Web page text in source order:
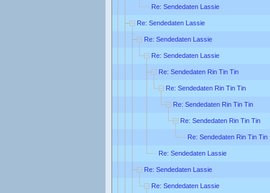
Re: Sendedaten Lassie
Re: Sendedaten Lassie
Re: Sendedaten Lassie
Re: Sendedaten Lassie
Re: Sendedaten Rin Tin Tin
Re: Sendedaten Rin Tin Tin
Re: Sendedaten Rin Tin Tin
Re: Sendedaten Rin Tin Tin
Re: Sendedaten Rin Tin Tin
Re: Sendedaten Lassie
Re: Sendedaten Lassie
Re: Sendedaten Lassie